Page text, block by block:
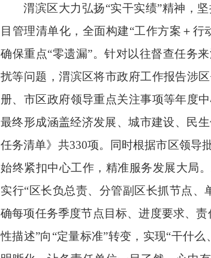
渭滨区大力弘扬“实干实绩”精神，
目管理清单化，全面构建“工作方案＋行
确保重点“零遗漏”。针对以往督查任务
扰等问题，渭滨区将市政府工作报告涉
册、市区政府领导重点关注事项等年度
最终形成涵盖经济发展、城市建设、民
任务清单》共330项。同时根据市区领导
始终紧扣中心工作，精准服务发展大局
实行“区长负总责、分管副区长抓节点、
确每项任务季度节点目标、进度要求、
性描述”向“定量标准”转变，实现“干什